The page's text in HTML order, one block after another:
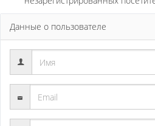
Данные о пользователе